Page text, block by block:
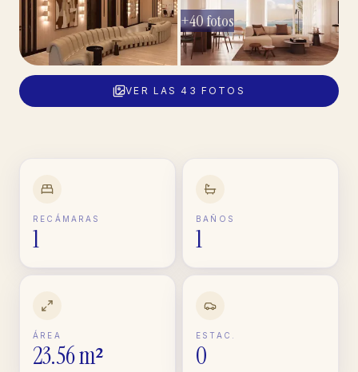
+40fotos
VER LAS43 FOTOS
RECÁMARAS
1
BAÑOS
1
ÁREA
23.56 m²
ESTAC.
0